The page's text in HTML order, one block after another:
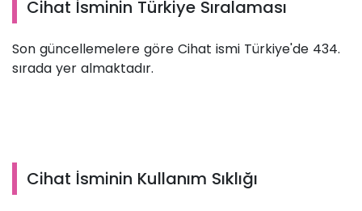
Cihat İsminin Türkiye Sıralaması
Son güncellemelere göre Cihat ismi Türkiye'de 434.
sırada yer almaktadır.
Cihat İsminin Kullanım Sıklığı